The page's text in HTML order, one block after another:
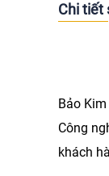
Chi tiết
Bảo
Công
khách